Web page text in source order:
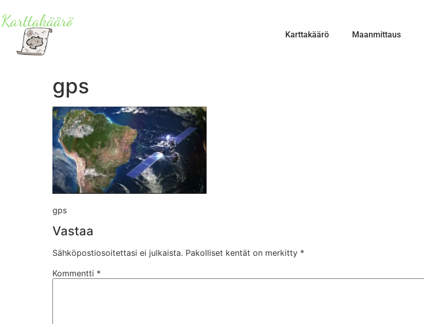
Karttakäärö Maanmittaus
gps
gps
Vastaa
Sähköpostiosoitettasi ei julkaista. Pakolliset kentät on merkitty *
Kommentti *